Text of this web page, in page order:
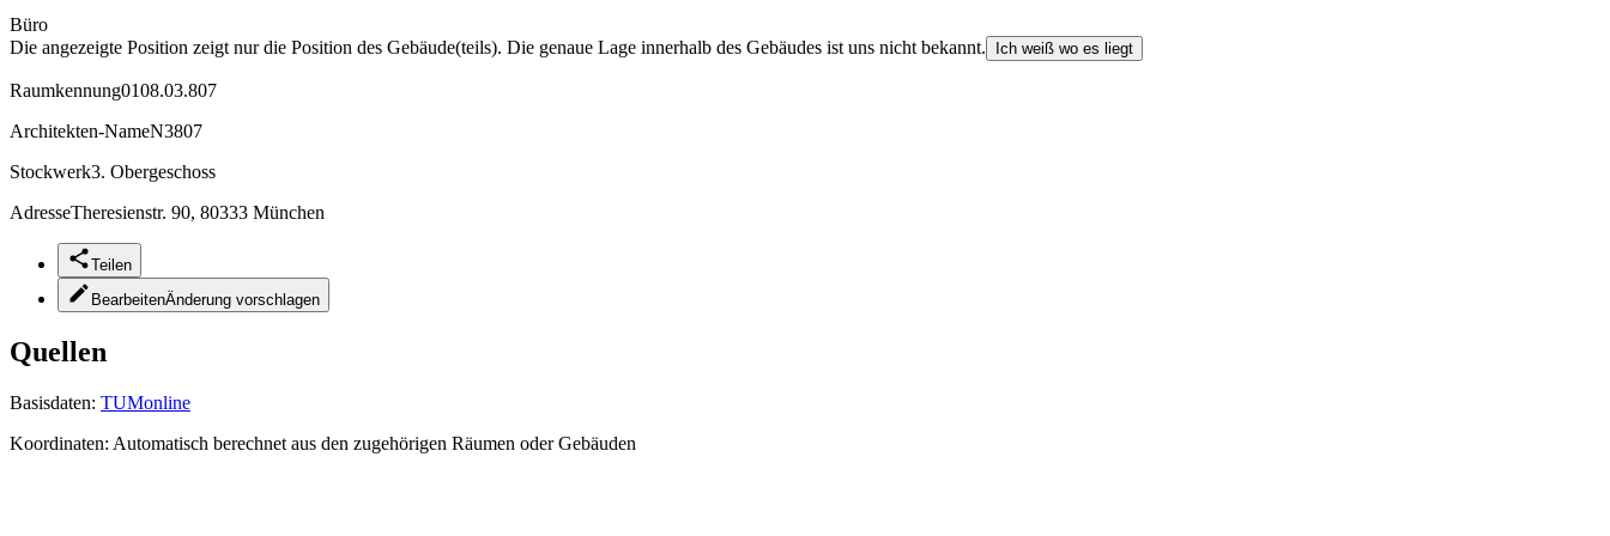
Büro
Die angezeigte Position zeigt nur die Position des Gebäude(teils). Die genaue Lage innerhalb des Gebäudes ist uns nicht bekannt.
Ich weiß wo es liegt
Raumkennung0108.03.807
Architekten-NameN3807
Stockwerk3. Obergeschoss
AdresseTheresienstr. 90, 80333 München
Teilen
BearbeitenÄnderung vorschlagen
Quellen
Basisdaten: TUMonline
Koordinaten: Automatisch berechnet aus den zugehörigen Räumen oder Gebäuden